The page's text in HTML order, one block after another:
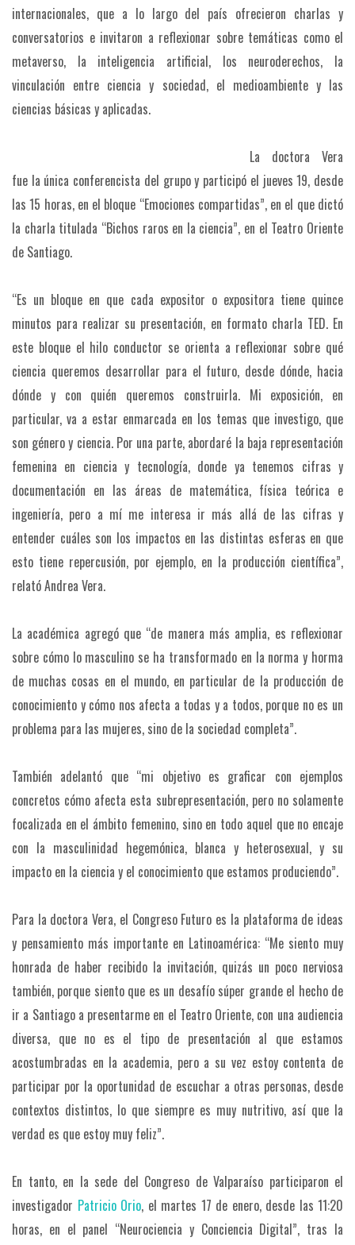
internacionales, que a lo largo del país ofrecieron charlas y
conversatorios e invitaron a reflexionar sobre temáticas como el
metaverso, la inteligencia artificial, los neuroderechos, la
vinculación entre ciencia y sociedad, el medioambiente y las
ciencias básicas y aplicadas.
La doctora Vera
fue la única conferencista del grupo y participó el jueves 19, desde
las 15 horas, en el bloque “Emociones compartidas”, en el que dictó
la charla titulada “Bichos raros en la ciencia”, en el Teatro Oriente
de Santiago.
“Es un bloque en que cada expositor o expositora tiene quince
minutos para realizar su presentación, en formato charla TED. En
este bloque el hilo conductor se orienta a reflexionar sobre qué
ciencia queremos desarrollar para el futuro, desde dónde, hacia
dónde y con quién queremos construirla. Mi exposición, en
particular, va a estar enmarcada en los temas que investigo, que
son género y ciencia. Por una parte, abordaré la baja representación
femenina en ciencia y tecnología, donde ya tenemos cifras y
documentación en las áreas de matemática, física teórica e
ingeniería, pero a mí me interesa ir más allá de las cifras y
entender cuáles son los impactos en las distintas esferas en que
esto tiene repercusión, por ejemplo, en la producción científica”,
relató Andrea Vera.
La académica agregó que “de manera más amplia, es reflexionar
sobre cómo lo masculino se ha transformado en la norma y horma
de muchas cosas en el mundo, en particular de la producción de
conocimiento y cómo nos afecta a todas y a todos, porque no es un
problema para las mujeres, sino de la sociedad completa”.
También adelantó que “mi objetivo es graficar con ejemplos
concretos cómo afecta esta subrepresentación, pero no solamente
focalizada en el ámbito femenino, sino en todo aquel que no encaje
con la masculinidad hegemónica, blanca y heterosexual, y su
impacto en la ciencia y el conocimiento que estamos produciendo”.
Para la doctora Vera, el Congreso Futuro es la plataforma de ideas
y pensamiento más importante en Latinoamérica: “Me siento muy
honrada de haber recibido la invitación, quizás un poco nerviosa
también, porque siento que es un desafío súper grande el hecho de
ir a Santiago a presentarme en el Teatro Oriente, con una audiencia
diversa, que no es el tipo de presentación al que estamos
acostumbradas en la academia, pero a su vez estoy contenta de
participar por la oportunidad de escuchar a otras personas, desde
contextos distintos, lo que siempre es muy nutritivo, así que la
verdad es que estoy muy feliz”.
En tanto, en la sede del Congreso de Valparaíso participaron el
investigador Patricio Orio, el martes 17 de enero, desde las 11:20
horas, en el panel “Neurociencia y Conciencia Digital”, tras la